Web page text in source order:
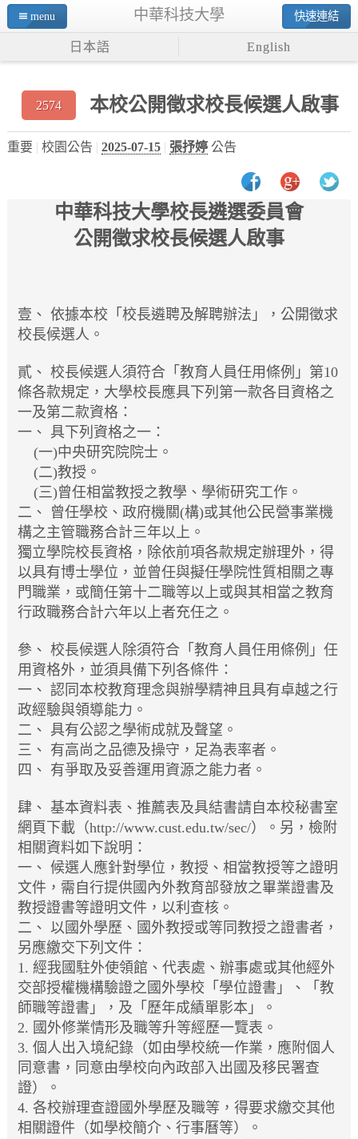
menu 中華科技大學 快速連結
日本語 English
2574 本校公開徵求校長候選人啟事
重要 校園公告 2025-07-15 張抒婷公告
中華科技大學校長遴選委員會
公開徵求校長候選人啟事
壹、 依據本校「校長遴聘及解聘辦法」，公開徵求
校長候選人。
貳、 校長候選人須符合「教育人員任用條例」第10
條各款規定，大學校長應具下列第一款各目資格之
一及第二款資格：
一、 具下列資格之一：
(一)中央研究院院士。
(二)教授。
(三)曾任相當教授之教學、學術研究工作。
二、
曾任學校、政府機關(構)或其他公民營事業機
構之主管職務合計三年以上。
獨立學院校長資格，除依前項各款規定辦理外，得
以具有博士學位，並曾任與擬任學院性質相關之專
門職業，或簡任第十二職等以上或與其相當之教育
行政職務合計六年以上者充任之。
參、 校長候選人除須符合「教育人員任用條例」任
用資格外，並須具備下列各條件：
一、 認同本校教育理念與辦學精神且具有卓越之行
政經驗與領導能力。
二、 具有公認之學術成就及聲望。
三、 有高尚之品德及操守，足為表率者。
四、 有爭取及妥善運用資源之能力者。
肆、 基本資料表、推薦表及具結書請自本校秘書室
網頁下載（http://www.cust.edu.tw/sec/）。另，檢附
相關資料如下說明：
一、 候選人應針對學位，教授、相當教授等之證明
文件，需自行提供國內外教育部發放之畢業證書及
教授證書等證明文件，以利查核。
二、 以國外學歷、國外教授或等同教授之證書者，
另應繳交下列文件：
1. 經我國駐外使領館、代表處、辦事處或其他經外
交部授權機構驗證之國外學校「學位證書」、「教
師職等證書」，及「歷年成績單影本」。
2. 國外修業情形及職等升等經歷一覽表。
3. 個人出入境紀錄（如由學校統一作業，應附個人
同意書，同意由學校向內政部入出國及移民署查
證）。
4. 各校辦理查證國外學歷及職等，得要求繳交其他
相關證件（如學校簡介、行事曆等）。